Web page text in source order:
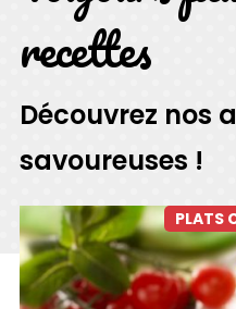
recettes
Découvrez nos
savoureuses !
PLATS